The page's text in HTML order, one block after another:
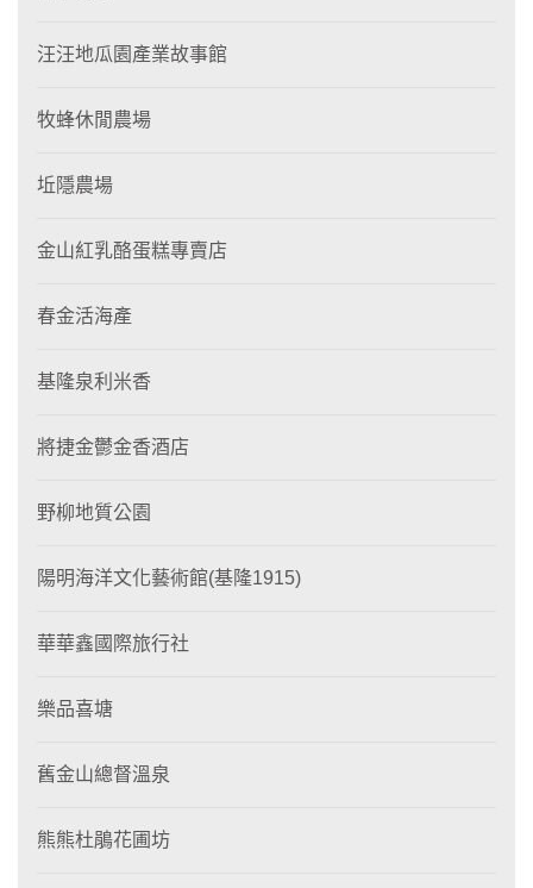
汪汪地瓜園產業故事館
牧蜂休閒農場
坵隱農場
金山紅乳酪蛋糕專賣店
春金活海產
基隆泉利米香
將捷金鬱金香酒店
野柳地質公園
陽明海洋文化藝術館(基隆1915)
華華鑫國際旅行社
樂品喜塘
舊金山總督溫泉
熊熊杜鵑花圃坊